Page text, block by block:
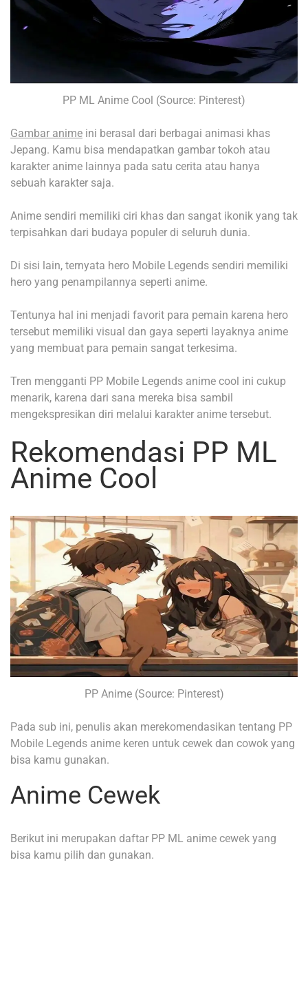
PP ML Anime Cool (Source: Pinterest)
Gambar anime ini berasal dari berbagai animasi khas
Jepang. Kamu bisa mendapatkan gambar tokoh atau
karakter anime lainnya pada satu cerita atau hanya
sebuah karakter saja.
Anime sendiri memiliki ciri khas dan sangat ikonik yang tak
terpisahkan dari budaya populer di seluruh dunia.
Di sisi lain, ternyata hero Mobile Legends sendiri memiliki
hero yang penampilannya seperti anime.
Tentunya hal ini menjadi favorit para pemain karena hero
tersebut memiliki visual dan gaya seperti layaknya anime
yang membuat para pemain sangat terkesima.
Tren mengganti PP Mobile Legends anime cool ini cukup
menarik, karena dari sana mereka bisa sambil
mengekspresikan diri melalui karakter anime tersebut.
Rekomendasi PP ML
Anime Cool
PP Anime (Source: Pinterest)
Pada sub ini, penulis akan merekomendasikan tentang PP
Mobile Legends anime keren untuk cewek dan cowok yang
bisa kamu gunakan.
Anime Cewek
Berikut ini merupakan daftar PP ML anime cewek yang
bisa kamu pilih dan gunakan.